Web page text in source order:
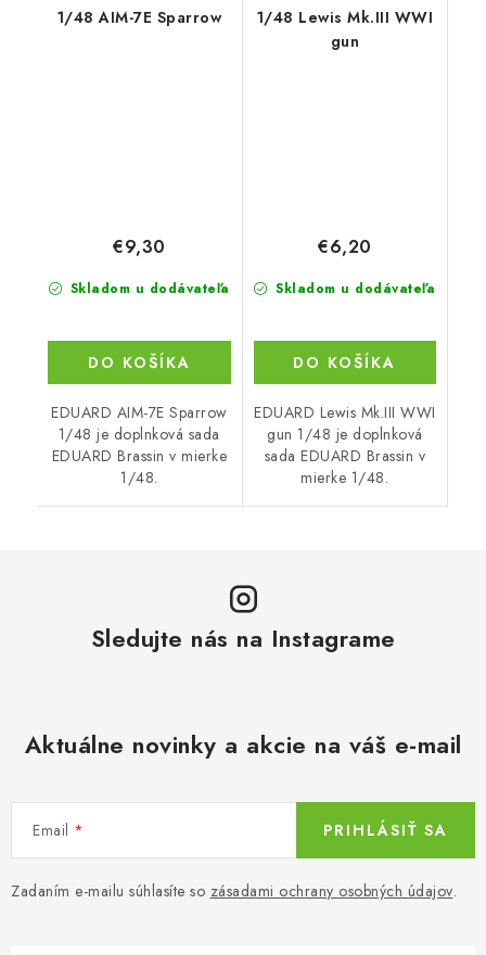
1/48 AIM-7E Sparrow
Skladom u dodávateľa
€9,30
DO KOŠÍKA
EDUARD AIM-7E Sparrow
1/48 je doplnková sada
EDUARD Brassin v mierke
1/48.
1/48 Lewis Mk.III WWI
gun
Skladom u dodávateľa
€6,20
DO KOŠÍKA
EDUARD Lewis Mk.III WWI
gun 1/48 je doplnková
sada EDUARD Brassin v
mierke 1/48.
Sledujte nás na Instagrame
Aktuálne novinky a akcie na váš e-mail
Email
Zadaním e-mailu súhlasíte so zásadami ochrany osobných údajov.
PRIHLÁSIŤ SA